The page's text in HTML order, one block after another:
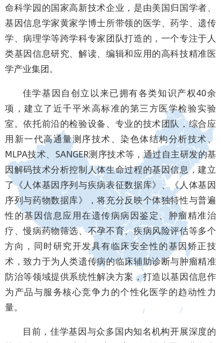
命科学园的国家高新技术企业，是由美国归国学者、
基因信息学家黄家学博士所带领的医学、药学、遗传
学、病理学等跨学科专家团队打造的，一个专注于人
类基因信息研究、解读、编辑和应用的高科技精准医
学产业集团。
佳学基因自创立以来已拥有各类知识产权40余
项，建立了近千平米高标准的第三方医学检验实验
室。依托前沿的检验设备、专业的技术团队，综合应
用新一代高通量测序技术、染色体结构分析技术、
MLPA技术、SANGER测序技术等，通过自主研发的基
因解码技术分析控制人体生命过程的基因信息，建立
了《人体基因序列与疾病表征数据库》、《人体基因
序列与药物数据库》，将充分反映个体独特性与普遍
性的基因信息应用在遗传病病因鉴定、肿瘤精准治
疗、慢病药物筛选、不孕不育、疾病风险评估等多个
方向，同时研究开发具有临床安全性的基因矫正技
术，致力于为人类遗传病的临床辅助诊断与肿瘤精准
防治等领域提供系统性解决方案，打造以基因信息作
为产品与服务核心竞争力的个性化医学的趋动性力
量。
目前，佳学基因与众多国内知名机构开展深度的